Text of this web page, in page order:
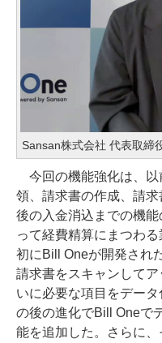
Sansan株式会社 代表取締
今回の機能強化は、以
領、請求書の作成、請
後の入金消込までの機
って経費精算にまつわ
初にBill Oneが開発され
請求書をスキャンして
いに必要な項目をデー
の後の進化でBill Oneで
能を追加した。さらに